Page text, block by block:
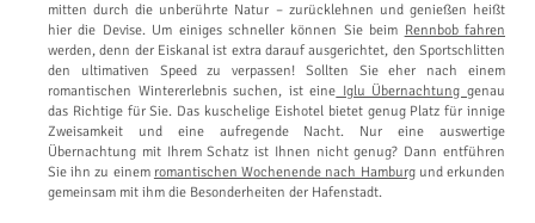
mitten durch die unberührte Natur – zurücklehnen und genießen heißt
hier die Devise. Um einiges schneller können Sie beim Rennbob fahren
werden, denn der Eiskanal ist extra darauf ausgerichtet, den Sportschlitten
den ultimativen Speed zu verpassen! Sollten Sie eher nach einem
romantischen Wintererlebnis suchen, ist eine Iglu Übernachtunggenau
das Richtige für Sie. Das kuschelige Eishotel bietet genug Platz für innige
Zweisamkeit und eine aufregende Nacht. Nur eine auswertige
Übernachtung mit Ihrem Schatz ist Ihnen nicht genug? Dann entführen
Sie ihn zu einem romantischen Wochenende nach Hamburgund erkunden
gemeinsam mit ihm die Besonderheiten der Hafenstadt.